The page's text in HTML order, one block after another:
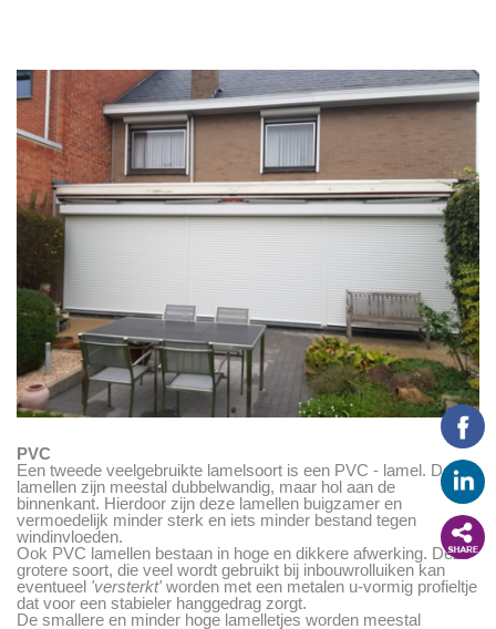
PVC
Een tweede veelgebruikte lamelsoort is een PVC - lamel. Deze
lamellen zijn meestal dubbelwandig, maar hol aan de
binnenkant. Hierdoor zijn deze lamellen buigzamer en
vermoedelijk minder sterk en iets minder bestand tegen
windinvloeden.
Ook PVC lamellen bestaan in hoge en dikkere afwerking. Deze
grotere soort, die veel wordt gebruikt bij inbouwrolluiken kan
eventueel 'versterkt' worden met een metalen u-vormig profieltje
dat voor een stabieler hanggedrag zorgt.
De smallere en minder hoge lamelletjes worden meestal